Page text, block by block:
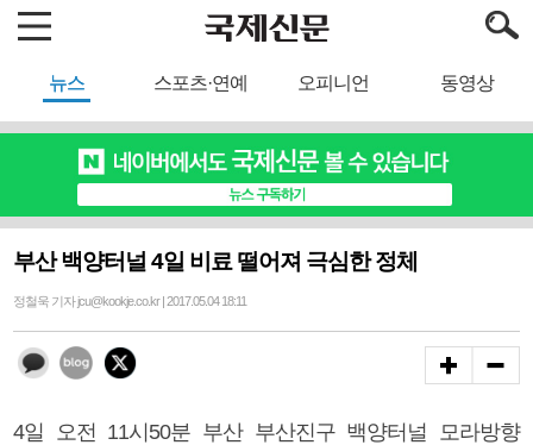
뉴스 스포츠·연예 오피니언 동영상
부산 백양터널 4일 비료 떨어져 극심한 정체
정철욱 기자 jcu@kookje.co.kr | 2017.05.04 18:11
4일 오전 11시50분 부산 부산진구 백양터널 모라방향